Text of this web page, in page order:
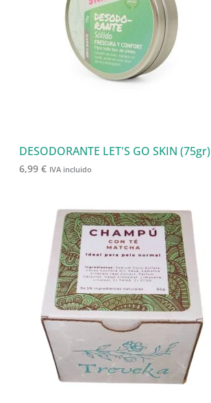
u
c
t
DESODORANTE LET'S GO SKIN (75gr)
6,99 € IVA incluido